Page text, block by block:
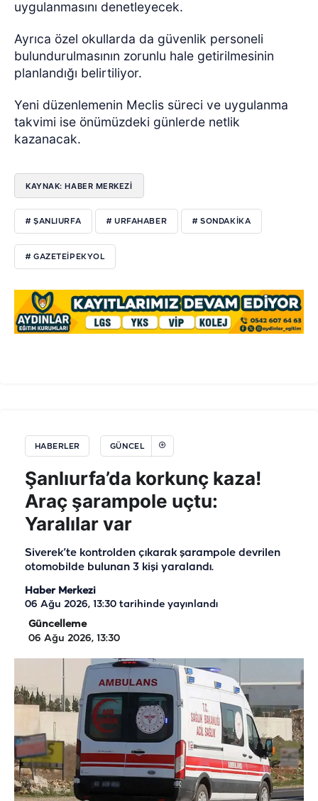
uygulanmasını denetleyecek.
Ayrıca özel okullarda da güvenlik personeli
bulundurulmasının zorunlu hale getirilmesinin
planlandığı belirtiliyor.
Yeni düzenlemenin Meclis süreci ve uygulanma
takvimi ise önümüzdeki günlerde netlik
kazanacak.
KAYNAK: HABER MERKEZI
# ŞANLIURFA # URFAHABER # SONDAKIKA
# GAZETEIPEKYOL
HABERLER GÜNCEL
Şanlıurfa’da korkunç kaza!
Araç şarampole uçtu:
Yaralılar var
Siverek’te kontrolden çıkarak şarampole devrilen
otomobilde bulunan 3 kişi yaralandı.
Haber Merkezi
06 Ağu 2026, 13:30 tarihinde yayınlandı
Güncelleme
06 Ağu 2026, 13:30